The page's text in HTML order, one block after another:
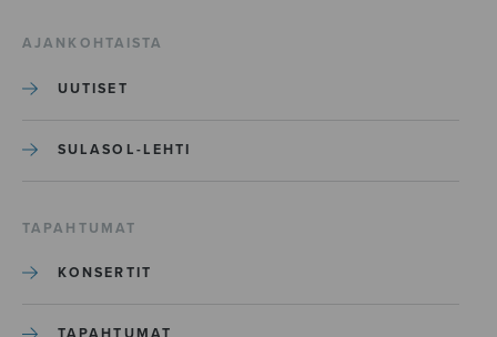
AJANKOHTAISTA
UUTISET
SULASOL-LEHTI
TAPAHTUMAT
KONSERTIT